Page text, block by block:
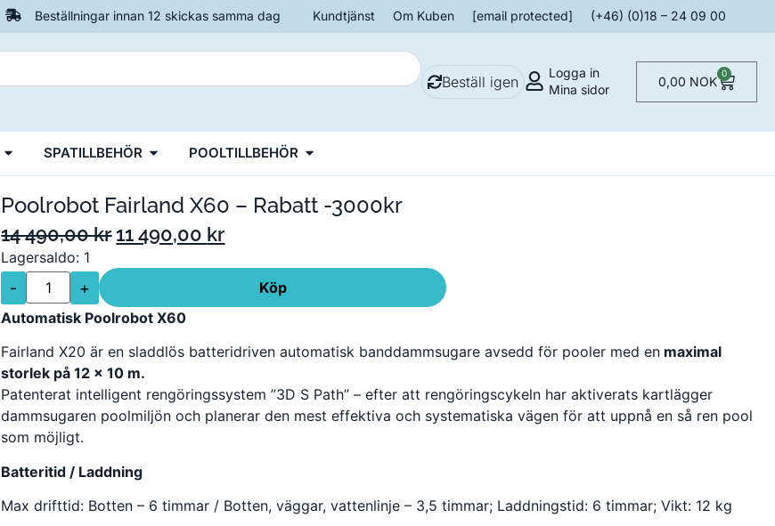
Beställningar innan 12 skickas samma dag Kundtjänst Om Kuben [email protected] (+46) (0)18 – 24 09 00
Beställ igen
Logga in
Mina sidor
0,00 NOK
0
SPATILLBEHÖR POOLTILLBEHÖR
Poolrobot Fairland X60 – Rabatt -3000kr
14 490,00kr 11 490,00 kr
Lagersaldo: 1
- +
Köp
Automatisk Poolrobot X60
Fairland X20 är en sladdlös batteridriven automatisk banddammsugare avsedd för pooler med en maximal
storlek på 12 x 10 m.
Patenterat intelligent rengöringssystem ”3D S Path” – efter att rengöringscykeln har aktiverats kartlägger
dammsugaren poolmiljön och planerar den mest effektiva och systematiska vägen för att uppnå en så ren pool
som möjligt.
Batteritid / Laddning
Max drifttid: Botten – 6 timmar / Botten, väggar, vattenlinje – 3,5 timmar; Laddningstid: 6 timmar; Vikt: 12 kg